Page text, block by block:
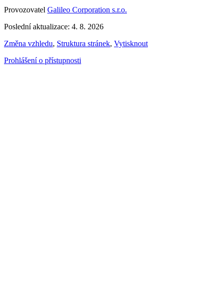
Provozovatel Galileo Corporation s.r.o.
Poslední aktualizace: 4. 8. 2026
Změna vzhledu, Struktura stránek, Vytisknout
Prohlášení o přístupnosti